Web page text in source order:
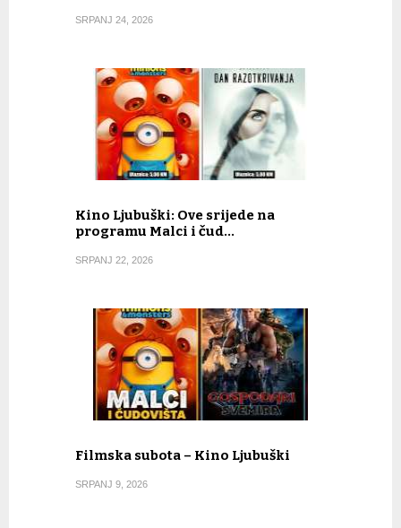
SRPANJ 24, 2026
Kino Ljubuški: Ove srijede na
programu Malci i čud…
SRPANJ 22, 2026
Filmska subota – Kino Ljubuški
SRPANJ 9, 2026